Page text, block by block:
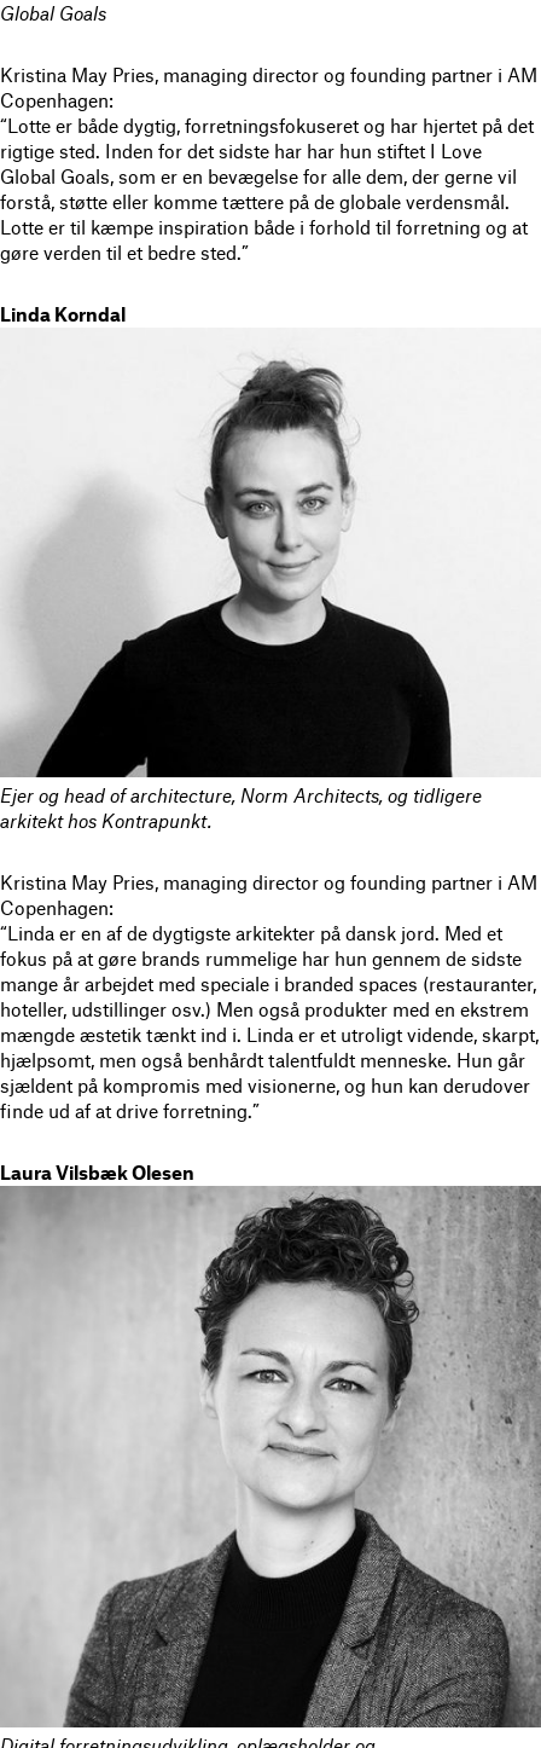
Global Goals
Kristina May Pries, managing director og founding partner i AM
Copenhagen:
“Lotte er både dygtig, forretningsfokuseret og har hjertet på det
rigtige sted. Inden for det sidste har har hun stiftet I Love
Global Goals, som er en bevægelse for alle dem, der gerne vil
forstå, støtte eller komme tættere på de globale verdensmål.
Lotte er til kæmpe inspiration både i forhold til forretning og at
gøre verden til et bedre sted.”
Linda Korndal
Ejer og head of architecture, Norm Architects, og tidligere
arkitekt hos Kontrapunkt.
Kristina May Pries, managing director og founding partner i AM
Copenhagen:
“Linda er en af de dygtigste arkitekter på dansk jord. Med et
fokus på at gøre brands rummelige har hun gennem de sidste
mange år arbejdet med speciale i branded spaces (restauranter,
hoteller, udstillinger osv.) Men også produkter med en ekstrem
mængde æstetik tænkt ind i. Linda er et utroligt vidende, skarpt,
hjælpsomt, men også benhårdt talentfuldt menneske. Hun går
sjældent på kompromis med visionerne, og hun kan derudover
finde ud af at drive forretning.”
Laura Vilsbæk Olesen